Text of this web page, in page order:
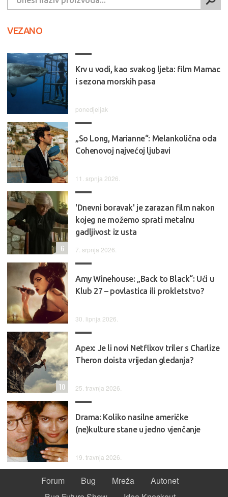
VEZANO
Krv u vodi, kao svakog ljeta: film Mamac
i sezona morskih pasa
ponedjeljak
„So Long, Marianne“: Melankolična oda
Cohenovoj najvećoj ljubavi
11. srpnja 2026.
'Dnevni boravak' je zarazan film nakon
kojeg ne možemo sprati metalnu
gadljivost iz usta
7. srpnja 2026.
6
Amy Winehouse: „Back to Black“: Ući u
Klub 27 – povlastica ili prokletstvo?
30. lipnja 2026.
Apex: Je li novi Netflixov triler s Charlize
Theron doista vrijedan gledanja?
25. travnja 2026.
10
Drama: Koliko nasilne američke
(ne)kulture stane u jedno vjenčanje
19. travnja 2026.
Forum Bug Mreža
Autonet